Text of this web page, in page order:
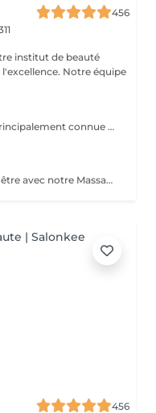
456
institut de beauté
Notre équipe
Cette méthode venue du Brésil est principalement connue pour son massage lymphatique manuel drainant mais ce compose en réalité de 3 techniques différentes ! En effet la méthode Renata Franca, est une méthode revisité du drainage lymphatique traditionnel. La méthode devient une version plus tonique et plus ciblée du drainage lymphatique connu et pratiqué jusqu'à ce jour. Grâce à ces gestes toniques et fermes, ces pompages réguliers et un rythme plus rapide, il semblerait que la méthode Renata Franca permette d'obtenir des résultats plus rapides et visuellement impressionnants.
Plongez dans l'art millénaire du bien-être avec notre Massage Oriental. Cette expérience vous transporte vers des contrées lointaines, alliant des techniques de massage traditionnelles à des parfums envoûtants. Laissez-vous envelopper par des mouvements doux et apaisants qui éveillent vos sens tout en relâchant les tensions. Découvrez l'harmonie du corps et de l'esprit dans une atmosphère exotique. Réservez votre voyage vers la sérénité aujourd'hui.
456